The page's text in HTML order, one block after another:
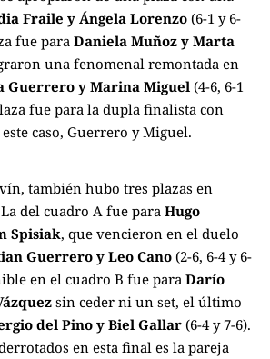
Fraile y Ángela Lorenzo(6-1 y 6-
fue para Daniela Muñoz y Marta
una fenomenal remontada en
Guerrero y Marina Miguel (4-6, 6-1
fue para la dupla finalista con
caso, Guerrero y Miguel.
también hubo tres plazas en
del cuadro A fue para Hugo
Spisiak, que vencieron en el duelo
Guerrero y Leo Cano (2-6, 6-4 y 6-
en el cuadro B fue para Darío
sin ceder ni un set, el último
del Pino y Biel Gallar (6-4 y 7-6).
en esta final es la pareja